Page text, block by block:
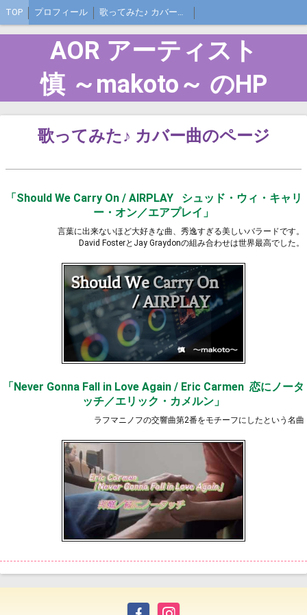
TOP プロフィール 歌ってみた♪ カバー曲ページ
AOR アーティスト
慎 ～makoto～ のHP
歌ってみた♪ カバー曲のページ
「Should We Carry On / AIRPLAY シュッド・ウィ・キャリ
ー・オン／エアプレイ」
言葉に出来ないほど大好きな曲、秀逸すぎる美しいバラードです。
David FosterとJay Graydonの組み合わせは世界最高でした。
「Never Gonna Fall in Love Again / Eric Carmen 恋にノータ
ッチ／エリック・カメルン」
ラフマニノフの交響曲第2番をモチーフにしたという名曲